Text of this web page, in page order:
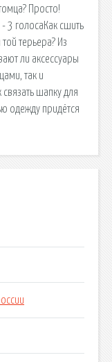
Просто!
- 3 голосаКак сшить
терьера? Из
ли аксессуары
так и
шапку для
одежду придётся